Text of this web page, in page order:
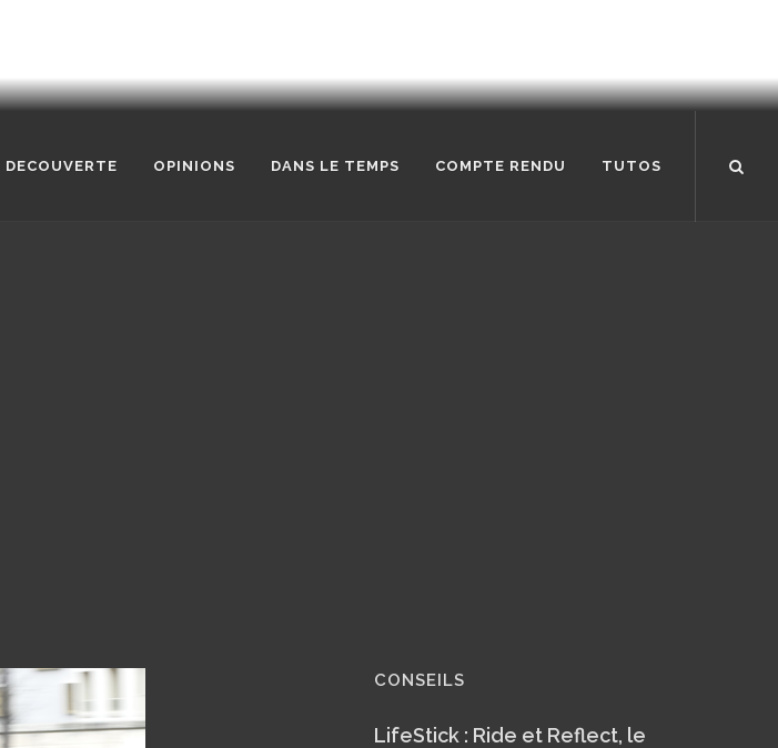
DECOUVERTE OPINIONS DANS LE TEMPS COMPTE RENDU TUTOS
CONSEILS
LifeStick : Ride et Reflect, le